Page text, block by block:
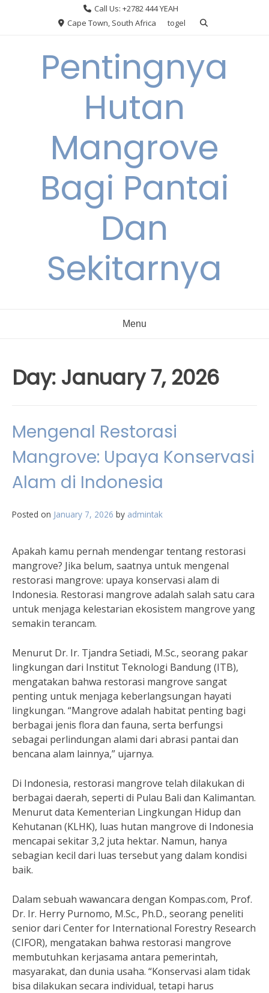
Call Us: +2782 444 YEAH
Cape Town, South Africa
togel
Pentingnya
Hutan
Mangrove
Bagi Pantai
Dan
Sekitarnya
Menu
Day: January 7, 2026
Mengenal Restorasi
Mangrove: Upaya Konservasi
Alam di Indonesia
Posted on January 7, 2026 by admintak
Apakah kamu pernah mendengar tentang restorasi
mangrove? Jika belum, saatnya untuk mengenal
restorasi mangrove: upaya konservasi alam di
Indonesia. Restorasi mangrove adalah salah satu cara
untuk menjaga kelestarian ekosistem mangrove yang
semakin terancam.
Menurut Dr. Ir. Tjandra Setiadi, M.Sc., seorang pakar
lingkungan dari Institut Teknologi Bandung (ITB),
mengatakan bahwa restorasi mangrove sangat
penting untuk menjaga keberlangsungan hayati
lingkungan. “Mangrove adalah habitat penting bagi
berbagai jenis flora dan fauna, serta berfungsi
sebagai perlindungan alami dari abrasi pantai dan
bencana alam lainnya,” ujarnya.
Di Indonesia, restorasi mangrove telah dilakukan di
berbagai daerah, seperti di Pulau Bali dan Kalimantan.
Menurut data Kementerian Lingkungan Hidup dan
Kehutanan (KLHK), luas hutan mangrove di Indonesia
mencapai sekitar 3,2 juta hektar. Namun, hanya
sebagian kecil dari luas tersebut yang dalam kondisi
baik.
Dalam sebuah wawancara dengan Kompas.com, Prof.
Dr. Ir. Herry Purnomo, M.Sc., Ph.D., seorang peneliti
senior dari Center for International Forestry Research
(CIFOR), mengatakan bahwa restorasi mangrove
membutuhkan kerjasama antara pemerintah,
masyarakat, dan dunia usaha. “Konservasi alam tidak
bisa dilakukan secara individual, tetapi harus